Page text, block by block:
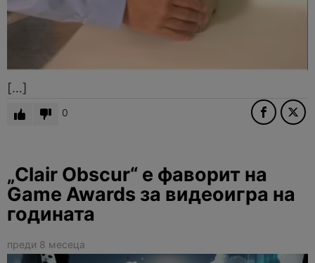
[…]
0
„Clair Obscur“ е фаворит на
Game Awards за видеоигра на
годината
преди 8 месеца